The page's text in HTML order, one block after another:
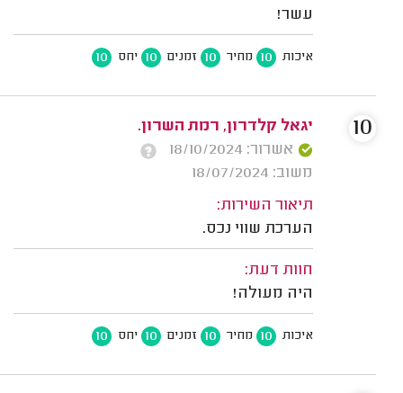
עשר!
איכות 10 מחיר 10 זמנים 10 יחס 10
יגאל קלדרון, רמת השרון.
אשרור: 18/10/2024
משוב: 18/07/2024
תיאור השירות:
הערכת שווי נכס.
חוות דעת:
היה מעולה!
איכות 10 מחיר 10 זמנים 10 יחס 10
10